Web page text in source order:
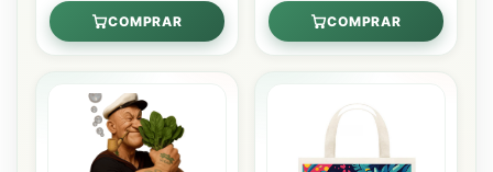
COMPRAR COMPRAR